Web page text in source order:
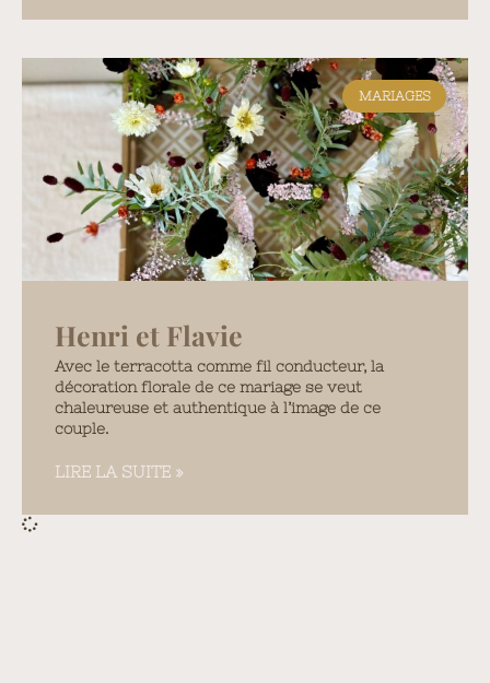
MARIAGES
Henri et Flavie
Avec le terracotta comme fil conducteur, la
décoration florale de ce mariage se veut
chaleureuse et authentique à l’image de ce
couple.
LIRE LA SUITE »